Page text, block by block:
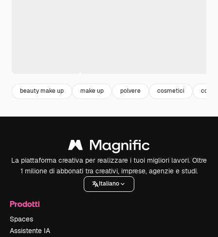
beauty make up make up polvere cosmetici color
La piattaforma creativa per realizzare i tuoi migliori lavori. Oltre
1 milione di abbonati tra creativi, imprese, agenzie e studi.
Italiano
Prodotti
Spaces
Assistente IA